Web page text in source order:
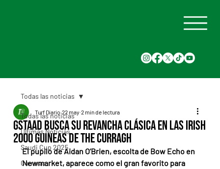
Todas las noticias
Últimas Noticias
Saudi Cup 2025
Carreras
Todas las noticias
Gstaad busca su revancha clásica en las Irish
2000 Guineas de The Curragh
Turf Diario 22 may 2 min de lectura
El pupilo de Aidan O’Brien, escolta de Bow Echo en
Newmarket, aparece como el gran favorito para